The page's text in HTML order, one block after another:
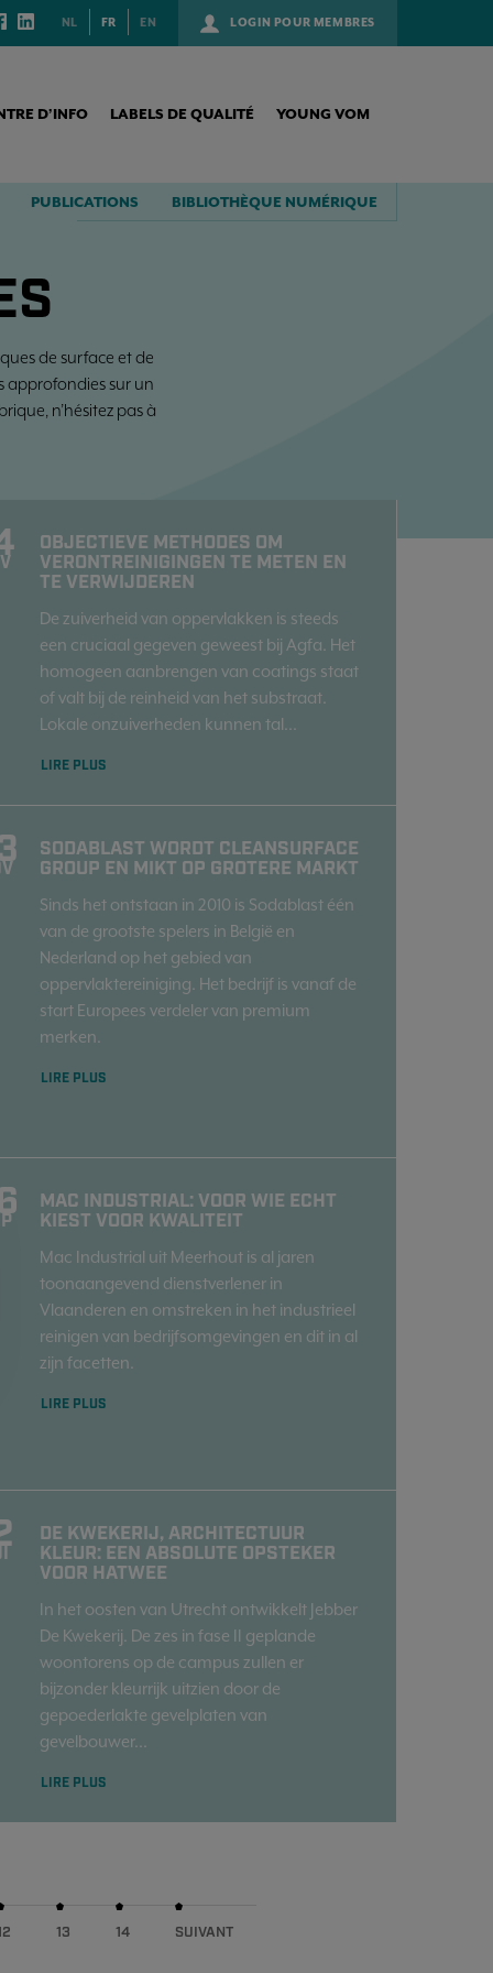
LOGIN POUR MEMBRES
NL FR EN
D’INFO LABELS DE QUALITÉ YOUNG VOM
PUBLICATIONS BIBLIOTHÈQUE NUMÉRIQUE
de surface et de
approfondies sur un
n’hésitez pas à
OBJECTIEVE METHODES OM
VERONTREINIGINGEN TE METEN EN
TE VERWIJDEREN
De zuiverheid van oppervlakken is steeds
een cruciaal gegeven geweest bij Agfa. Het
homogeen aanbrengen van coatings staat
of valt bij de reinheid van het substraat.
Lokale onzuiverheden kunnen tal...
LIRE PLUS
SODABLAST WORDT CLEANSURFACE
GROUP EN MIKT OP GROTERE MARKT
Sinds het ontstaan in 2010 is Sodablast één
van de grootste spelers in België en
Nederland op het gebied van
oppervlaktereiniging. Het bedrijf is vanaf de
start Europees verdeler van premium
merken.
LIRE PLUS
MAC INDUSTRIAL: VOOR WIE ECHT
KIEST VOOR KWALITEIT
Mac Industrial uit Meerhout is al jaren
toonaangevend dienstverlener in
Vlaanderen en omstreken in het industrieel
reinigen van bedrijfsomgevingen en dit in al
zijn facetten.
LIRE PLUS
DE KWEKERIJ, ARCHITECTUUR
KLEUR: EEN ABSOLUTE OPSTEKER
VOOR HATWEE
In het oosten van Utrecht ontwikkelt Jebber
De Kwekerij. De zes in fase II geplande
woontorens op de campus zullen er
bijzonder kleurrijk uitzien door de
gepoederlakte gevelplaten van
gevelbouwer...
LIRE PLUS
13 14 SUIVANT